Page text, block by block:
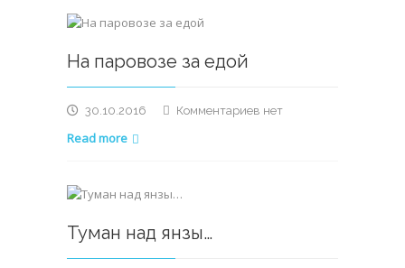
На паровозе за едой
30.10.2016 Комментариев кнет
Read more
Туман над янзы…